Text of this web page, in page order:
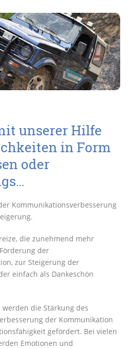
unserer Hilfe
in Form
oder
Kommunikationsverbesserung
die zunehmend mehr
der
zur Steigerung der
einfach als Dankeschön
werden die Stärkung des
der Kommunikation
gefördert. Bei vielen
Emotionen und